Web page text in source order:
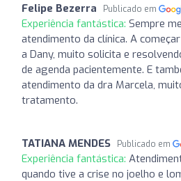
Felipe Bezerra Publicado em
Experiência fantástica: Sempre
atendimento da clínica. A
a Dany, muito solicita e
de agenda pacientemente. E
atendimento da dra Marcela,
tratamento.
TATIANA MENDES Publicado em
Experiência fantástica:
quando tive a crise no joelho e